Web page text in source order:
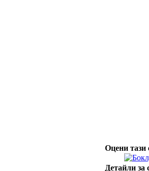
Оцени тази
Детайли за